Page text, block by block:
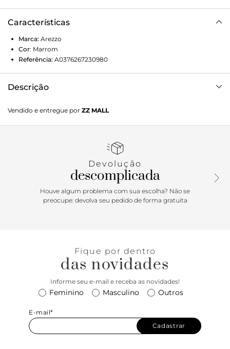
Características
Marca: Arezzo
Cor: Marrom
Referência: A0376267230980
Descrição
formato arredondado na ponta. Traz cabedal em matelassê
e recorte arredondado na parte superior do pé. Fechada,
palmilha da cor do sapato e inscrição do nome da marca.
Vendido e entregue por ZZ MALL
Devolução
descomplicada
Houve algum problema com sua escolha? Não se
preocupe: devolva seu pedido de forma gratuita
Fique por dentro
das novidades
Informe seu e-mail e receba as novidades!
Feminino Masculino Outros
E-mail*
Cadastrar